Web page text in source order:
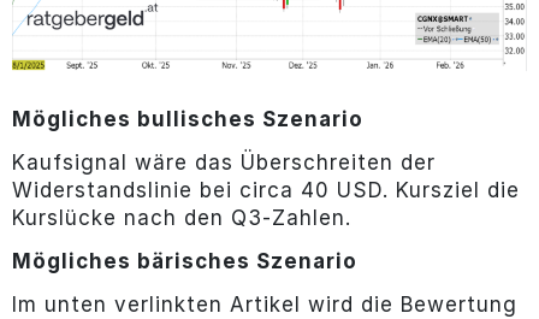
Mögliches bullisches Szenario
Kaufsignal wäre das Überschreiten der
Widerstandslinie bei circa 40 USD. Kursziel die
Kurslücke nach den Q3-Zahlen.
Mögliches bärisches Szenario
Im unten verlinkten Artikel wird die Bewertung